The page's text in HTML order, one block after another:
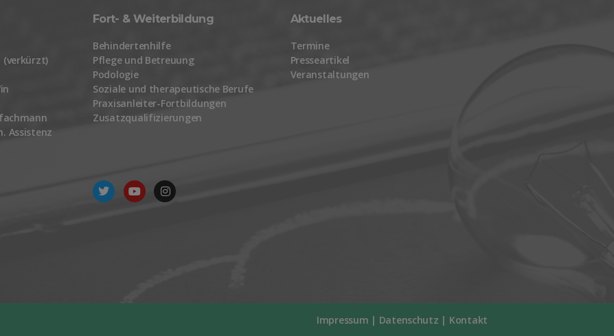
Assistenz
Fort- & Weiterbildung
Behindertenhilfe
Pflege und Betreuung
Podologie
Soziale und therapeutische Berufe
Praxisanleiter-Fortbildungen
Zusatzqualifizierungen
Aktuelles
Termine
Presseartikel
Veranstaltungen
Impressum | Datenschutz | Kontakt